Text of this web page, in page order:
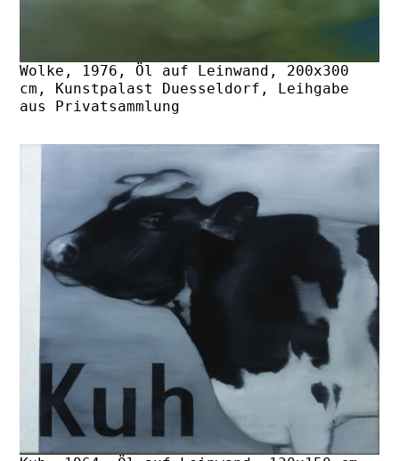
Wolke, 1976, Öl auf Leinwand, 200x300
cm, Kunstpalast Duesseldorf, Leihgabe
aus Privatsammlung